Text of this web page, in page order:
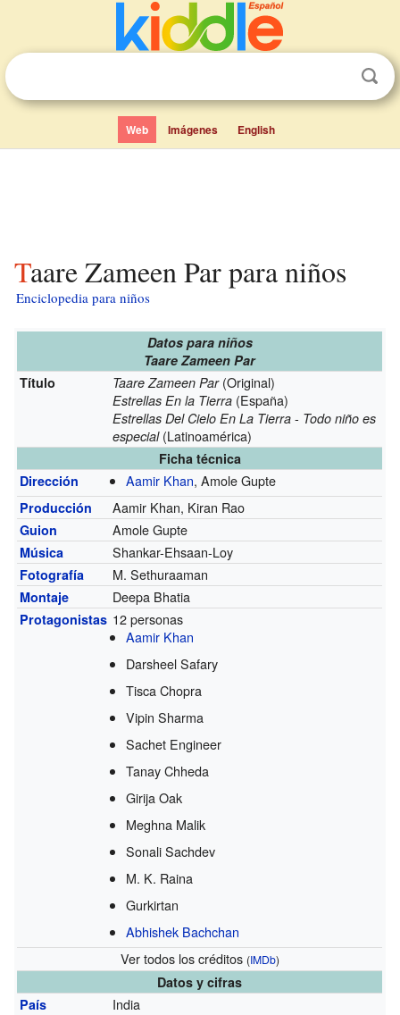
Web Imágenes English
Taare Zameen Par para niños
Enciclopedia para niños
Datos para niños
Taare Zameen Par
Título
Taare Zameen Par(Original)
Estrellas En la Tierra (España)
Estrellas Del Cielo En La Tierra - Todo niño es
especial(Latinoamérica)
Ficha técnica
Dirección
Aamir Khan, Amole Gupte
Producción Aamir Khan, Kiran Rao
Guion Amole Gupte
Música Shankar-Ehsaan-Loy
Fotografía M. Sethuraaman
Montaje Deepa Bhatia
Protagonistas 12 personas
Aamir Khan
Darsheel Safary
Tisca Chopra
Vipin Sharma
Sachet Engineer
Tanay Chheda
Girija Oak
Meghna Malik
Sonali Sachdev
M. K. Raina
Gurkirtan
Abhishek Bachchan
Ver todos los créditos (IMDb)
Datos y cifras
País
India